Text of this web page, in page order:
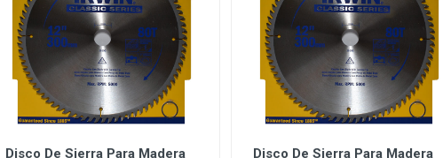
Disco De Sierra Para Madera
Disco De Sierra Para Madera